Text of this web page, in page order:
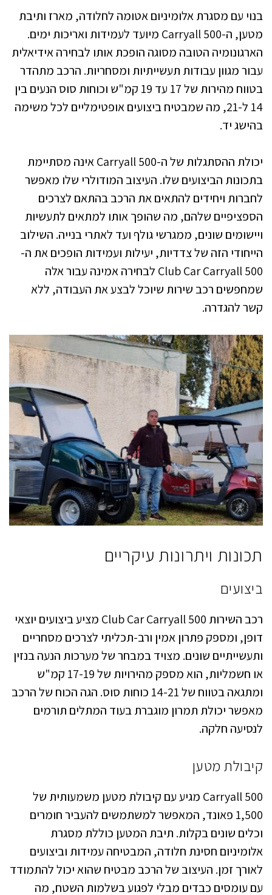
בנוי עם מסגרת אלומיניום אטומה לחלודה, מארז ותיבת
מטען, ה-Carryall 500 מיועד לעמידות ואריכות ימים.
הארגונומיה הטובה מסוגה הופכת אותו לבחירה אידיאלית
עבור מגוון עבודות תעשייתיות ומסחריות. הרכב מתהדר
בטווח מהירות של 17 עד 19 קמ"ש וכוחות סוס הנעים בין
14 ל-21, מה שמבטיח ביצועים אופטימליים לכל משימה
בהישג יד.
יכולת ההסתגלות של ה-Carryall 500 אינה מסתיימת
בתכונות הביצועים שלו. העיצוב המודולרי שלו מאפשר
לחברות ויחידים להתאים את הרכב בהתאם לצרכים
הספציפיים שלהם, מה שהופך אותו למתאים לתעשיות
ויישומים שונים, ממגרשי גולף ועד לאתרי בנייה. השילוב
הייחודי הזה של צדדיות, יעילות ועמידות הופכים את ה-
Club Car Carryall 500 לבחירה אמינה עבור אלה
שמחפשים רכב שירות שיוכל לבצע את העבודה, ללא
קשר להגדרה.
תכונות ויתרונות עיקריים
ביצועים
רכב השירות Club Car Carryall 500 מציע ביצועים יוצאי
דופן, ומספק פתרון אמין ורב-תכליתי לצרכים מסחריים
ותעשייתיים שונים. מצויד במבחר של מערכות הנעה בנזין
או חשמליות, הוא מספק מהירויות של 17-19 קמ"ש
ומתגאה בטווח של 14-21 כוחות סוס. הגה הכוח של הרכב
מאפשר יכולת תמרון מוגברת בעוד המתלים תורמים
לנסיעה חלקה.
קיבולת מטען
Carryall 500 מגיע עם קיבולת מטען משמעותית של
1,500 פאונד, המאפשר למשתמשים להעביר חומרים
וכלים שונים בקלות. תיבת המטען כוללת מסגרת
אלומיניום חסינת חלודה, המבטיחה עמידות וביצועים
לאורך זמן. העיצוב של הרכב מבטיח שהוא יכול להתמודד
עם עומסים כבדים מבלי לפגוע בשלמות השטח, מה